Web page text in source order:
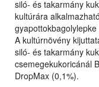
siló- és takarmány
kultúrára
A kultúrnövény
siló- és takarmány
csemegekukoricánál
DropMax (0,1%).